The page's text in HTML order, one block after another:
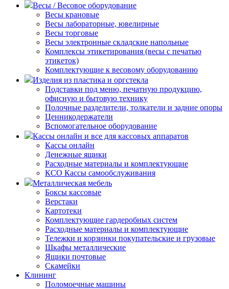
Весы / Весовое оборудование
Весы крановые
Весы лабораторные, ювелирные
Весы торговые
Весы электронные складские напольные
Комплексы этикетирования (весы с печатью
этикеток)
Комплектующие к весовому оборудованию
Изделия из пластика и оргстекла
Подставки под меню, печатную продукцию,
офисную и бытовую технику
Полочные разделители, толкатели и задние опоры
Ценникодержатели
Вспомогательное оборудование
Кассы онлайн и все для кассовых аппаратов
Кассы онлайн
Денежные ящики
Расходные материалы и комплектующие
КСО Кассы самообслуживания
Металлическая мебель
Боксы кассовые
Верстаки
Картотеки
Комплектующие гардеробных систем
Расходные материалы и комплектующие
Тележки и корзинки покупательские и грузовые
Шкафы металлические
Ящики почтовые
Скамейки
Клининг
Поломоечные машины